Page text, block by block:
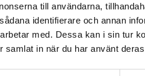
till användarna,
identifierare och annan
med. Dessa kan i sin tur
samlat in när du har använt
yle.fi/miljoonaroskapussia